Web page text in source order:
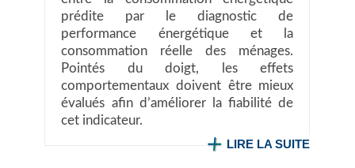
prédite par le diagnostic de
performance énergétique et la
consommation réelle des ménages.
Pointés du doigt, les effets
comportementaux doivent être mieux
évalués afin d’améliorer la fiabilité de
cet indicateur.
LIRE LA SUITE